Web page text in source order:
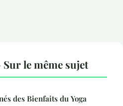
le même sujet
des Bienfaits du Yoga